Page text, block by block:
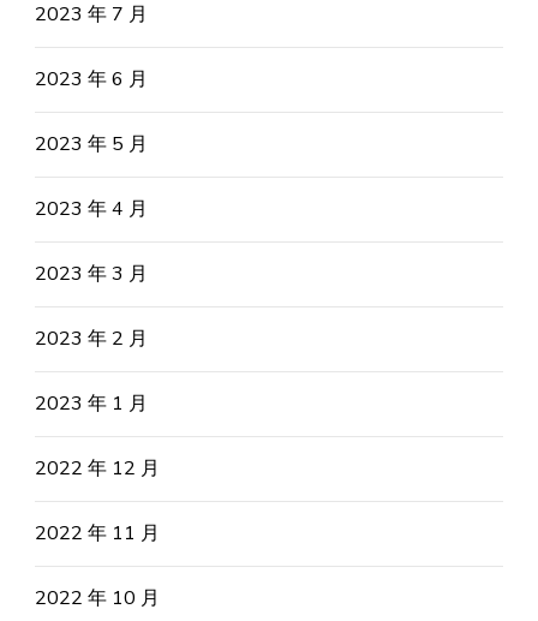
2023 年 7 月
2023 年 6 月
2023 年 5 月
2023 年 4 月
2023 年 3 月
2023 年 2 月
2023 年 1 月
2022 年 12 月
2022 年 11 月
2022 年 10 月